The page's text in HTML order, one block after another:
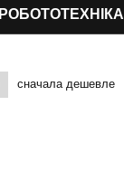
РОБОТОТЕХНІКА
сначала дешевле